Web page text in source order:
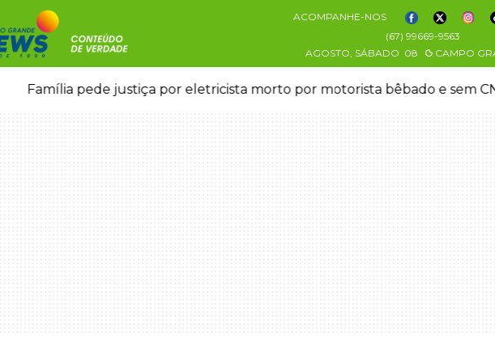
ACOMPANHE-NOS
(67) 99669-9563
AGOSTO, SÁBADO 08 CAMPO
Família pede justiça por eletricista morto por motorista bêbado e sem